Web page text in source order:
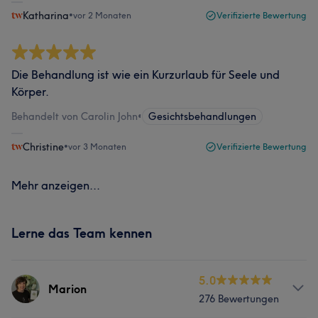
Katharina•vor 2 Monaten Verifizierte Bewertung
Die Behandlung ist wie ein Kurzurlaub für Seele und
Körper.
Behandelt von Carolin John• Gesichtsbehandlungen
Christine•vor 3 Monaten Verifizierte Bewertung
Mehr anzeigen...
Lerne das Team kennen
Marion
5.0
276 Bewertungen